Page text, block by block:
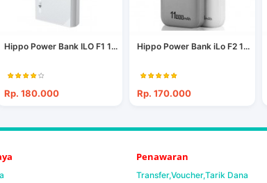
Hippo Power Bank ILO F1 1...
Rp. 180.000
Hippo Power Bank iLo F2 1...
Rp. 170.000
Penawaran
Transfer,Voucher,Tarik Dana